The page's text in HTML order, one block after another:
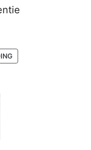
PRODUCT
IN